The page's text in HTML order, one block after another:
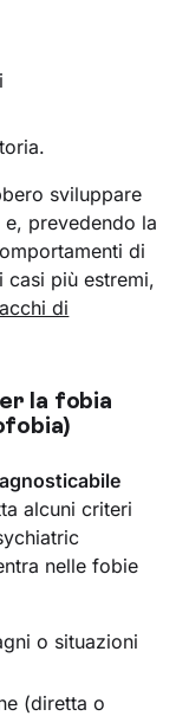
sviluppare
e, prevedendo la
di
casi più estremi,
di
la fobia
alcuni criteri
nelle fobie
o situazioni
(diretta o